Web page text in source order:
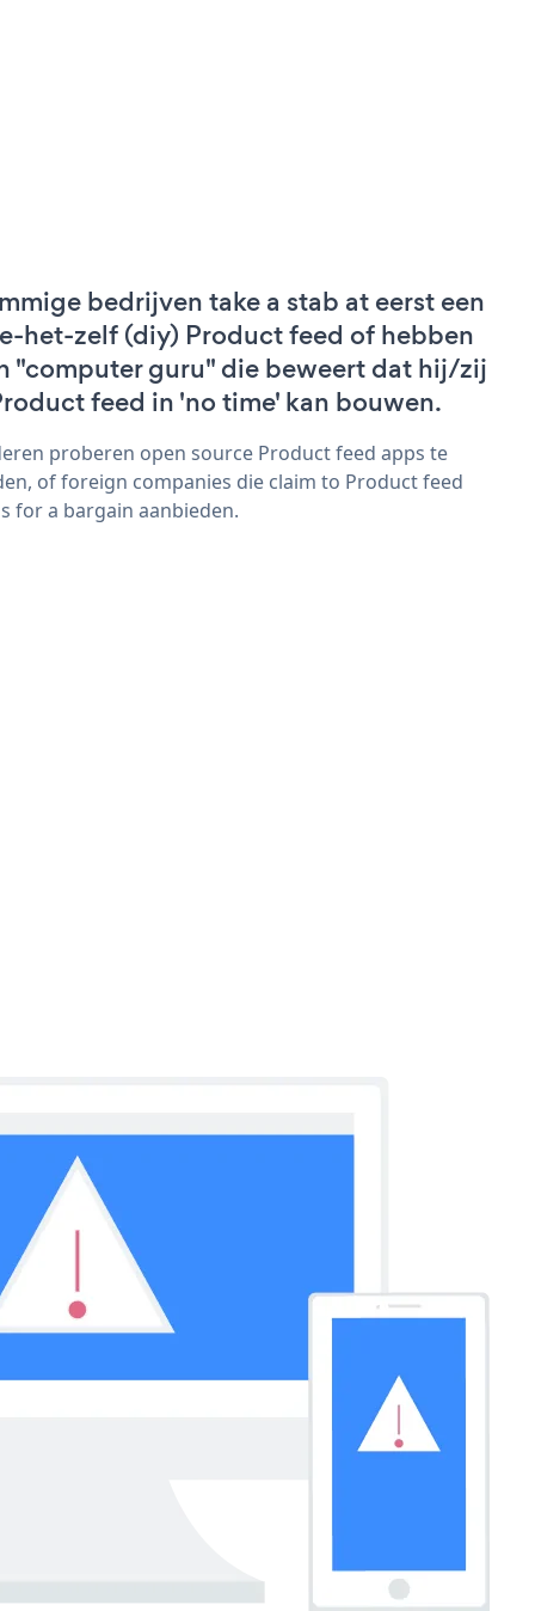
bedrijven take a stab at eerst een
het-zelf (diy) Product feed of hebben
"computer guru" die beweert dat hij/zij
feed in 'no time' kan bouwen.
proberen open source Product feed apps te
of foreign companies die claim to Product feed
for a bargain aanbieden.